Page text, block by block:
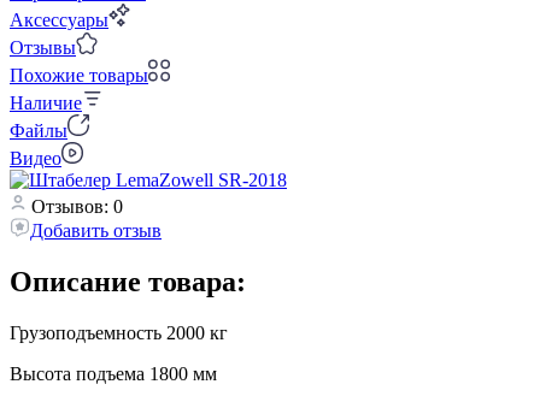
Аксессуары
Отзывы
Похожие товары
Наличие
Файлы
Видео
Отзывов: 0
Добавить отзыв
Описание товара:
Грузоподъемность 2000 кг
Высота подъема 1800 мм